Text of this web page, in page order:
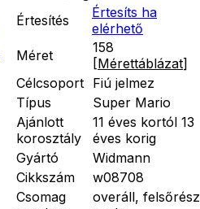
Értesítés
Értesíts ha
elérhető
Méret
158
[Mérettáblázat]
Célcsoport Fiú jelmez
Típus
Super Mario
Ajánlott
korosztály
11 éves kortól 13
éves korig
Gyártó
Widmann
Cikkszám
w08708
Csomag
overáll,